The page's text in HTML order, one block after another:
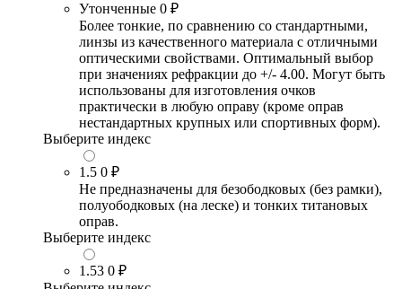
Утонченные 0 ₽
Более тонкие, по сравнению со стандартными,
линзы из качественного материала с отличными
оптическими свойствами. Оптимальный выбор
при значениях рефракции до +/- 4.00. Могут быть
использованы для изготовления очков
практически в любую оправу (кроме оправ
нестандартных крупных или спортивных форм).
Выберите индекс
1.5 0 ₽
Не предназначены для безободковых (без рамки),
полуободковых (на леске) и тонких титановых
оправ.
Выберите индекс
1.53 0 ₽